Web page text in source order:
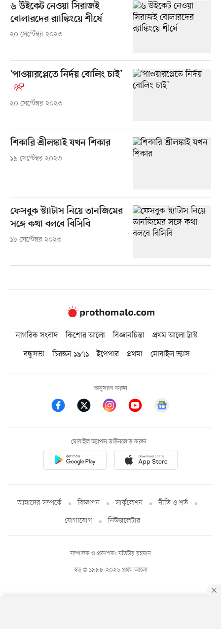
৬ উইকেট নেওয়া সিরাজই
বোলারদের র‌্যাঙ্কিংয়ে শীর্ষে
২০ সেপ্টেম্বর ২০২৩
‘পাওয়ারপ্লেতে নির্দয় বোলিং চাই’
২০ সেপ্টেম্বর ২০২৩
শিকারি শ্রীলঙ্কাই যখন শিকার
১৯ সেপ্টেম্বর ২০২৩
ফেসবুক স্ট্যাটাস নিয়ে তানজিমের
সঙ্গে কথা বলবে বিসিবি
১৮ সেপ্টেম্বর ২০২৩
নাগরিক সংবাদ কিশোর আলো বিজ্ঞানচিন্তা
প্রথম আলো ট্রাস্ট
বন্ধুসভা
চিরন্তন ১৯৭১ ইপেপার প্রথমা মোবাইল ভ্যাস
অনুসরণ করুন
মোবাইল অ্যাপস ডাউনলোড করুন
আমাদের সম্পর্কে বিজ্ঞাপন সার্কুলেশন
নীতি ও শর্ত
যোগাযোগ
নিউজলেটার
স্বত্ব © ১৯৯৮-২০২৬ প্রথম আলো
সম্পাদক ও প্রকাশক: মতিউর রহমান